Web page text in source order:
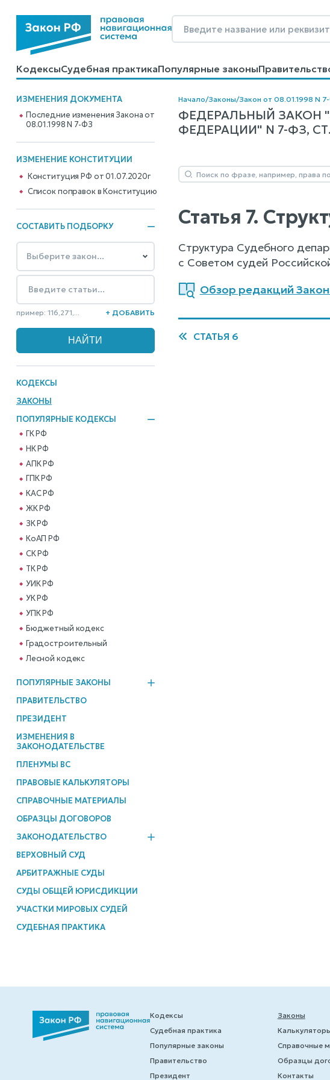
КодексыСудебная практикаПопулярные законы
КалькуляторыСправочные материалыОбразцы договоров
ИЗМЕНЕНИЯ ДОКУМЕНТА
Последние изменения Закона от
08.01.1998 N 7-ФЗ
ИЗМЕНЕНИЕ КОНСТИТУЦИИ
Конституция РФ от 01.07.2020г
Cписок поправок в Конституцию
СОСТАВИТЬ ПОДБОРКУ
пример: 116,271,... + ДОБАВИТЬ
КОДЕКСЫ
ЗАКОНЫ
ПОПУЛЯРНЫЕ КОДЕКСЫ
ГК РФ
НК РФ
АПК РФ
ГПК РФ
КАС РФ
ЖК РФ
ЗК РФ
КоАП РФ
СК РФ
ТК РФ
УИК РФ
УК РФ
УПК РФ
Бюджетный кодекс
Градостроительный
Лесной кодекс
ПОПУЛЯРНЫЕ ЗАКОНЫ
ПРАВИТЕЛЬСТВО
ПРЕЗИДЕНТ
ИЗМЕНЕНИЯ В
ЗАКОНОДАТЕЛЬСТВЕ
ПЛЕНУМЫ ВС
ПРАВОВЫЕ КАЛЬКУЛЯТОРЫ
СПРАВОЧНЫЕ МАТЕРИАЛЫ
ОБРАЗЦЫ ДОГОВОРОВ
ЗАКОНОДАТЕЛЬСТВО
ВЕРХОВНЫЙ СУД
АРБИТРАЖНЫЕ СУДЫ
СУДЫ ОБЩЕЙ ЮРИСДИКЦИИ
УЧАСТКИ МИРОВЫХ СУДЕЙ
СУДЕБНАЯ ПРАКТИКА
Начало/Законы/Закон от 08.01.1998 N
ФЕДЕРАЛЬНЫЙ ЗАКОН
ФЕДЕРАЦИИ" N 7-ФЗ,
Статья 7.
Структура Судебного
с Советом судей
Обзор редакций
СТАТЬЯ 6
Кодексы
Судебная практика
Популярные законы
Правительство
Президент
Законы
Справочные
Образцы
Контакты